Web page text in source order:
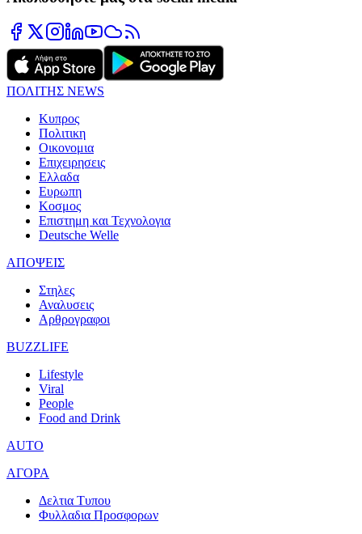
ΠΟΛΙΤΗΣ NEWS
Κυπρος
Πολιτικη
Οικονομια
Επιχειρησεις
Ελλαδα
Ευρωπη
Κοσμος
Επιστημη και Τεχνολογια
Deutsche Welle
ΑΠΟΨΕΙΣ
Στηλες
Αναλυσεις
Αρθρογραφοι
BUZZLIFE
Lifestyle
Viral
People
Food and Drink
AUTO
ΑΓΟΡΑ
Δελτια Τυπου
Φυλλαδια Προσφορων